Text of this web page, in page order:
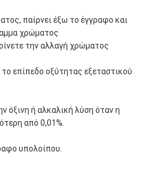
παίρνει έξω το έγγραφο και
χρώματος
την αλλαγή χρώματος
επίπεδο οξύτητας εξεταστικού
όξινη ή αλκαλική λύση όταν η
από 0,01%.
υπολοίπου.